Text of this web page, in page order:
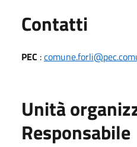
Contatti
PEC :
Unità
Responsabile